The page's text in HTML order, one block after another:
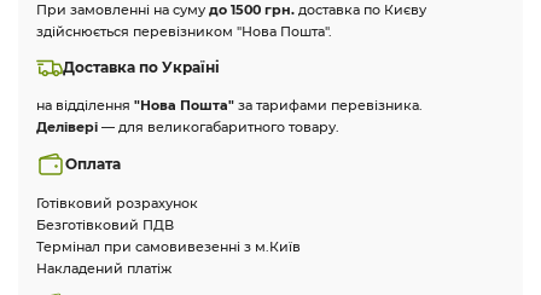
При замовленні на суму до 1500 грн. доставка по Києву
здійснюється перевізником "Нова Пошта".
Доставка по Україні
на відділення "Нова Пошта" за тарифами перевізника.
Делівері — для великогабаритного товару.
Оплата
Готівковий розрахунок
Безготівковий ПДВ
Термінал при самовивезенні з м.Київ
Накладений платіж